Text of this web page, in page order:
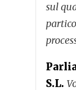
sul
S.L.